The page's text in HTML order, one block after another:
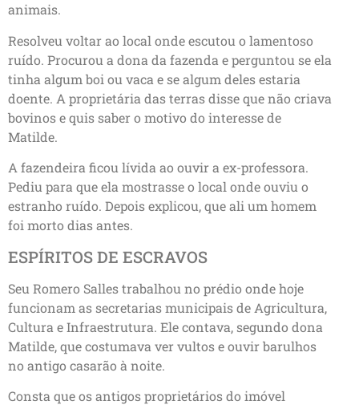
animais.
Resolveu voltar ao local onde escutou o lamentoso
ruído. Procurou a dona da fazenda e perguntou se ela
tinha algum boi ou vaca e se algum deles estaria
doente. A proprietária das terras disse que não criava
bovinos e quis saber o motivo do interesse de
Matilde.
A fazendeira ficou lívida ao ouvir a ex-professora.
Pediu para que ela mostrasse o local onde ouviu o
estranho ruído. Depois explicou, que ali um homem
foi morto dias antes.
ESPÍRITOS DE ESCRAVOS
Seu Romero Salles trabalhou no prédio onde hoje
funcionam as secretarias municipais de Agricultura,
Cultura e Infraestrutura. Ele contava, segundo dona
Matilde, que costumava ver vultos e ouvir barulhos
no antigo casarão à noite.
Consta que os antigos proprietários do imóvel